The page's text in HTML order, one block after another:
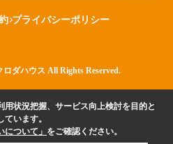
プライバシーポリシー
ダハウス All Rights Reserved.
用状況把握、サービス向上検討を目的と
います。
について」 をご確認ください。